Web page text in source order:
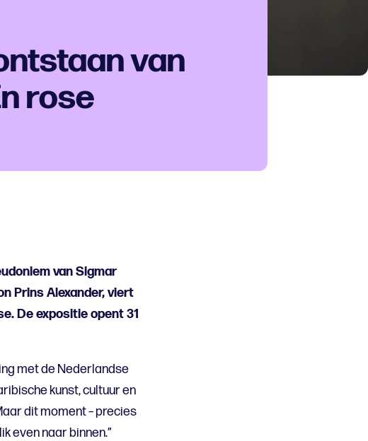
van
rose
van Sigmar
Prins Alexander, viert
De expositie opent 31
met de Nederlandse
kunst, cultuur en
dit moment – precies
even naar binnen.”